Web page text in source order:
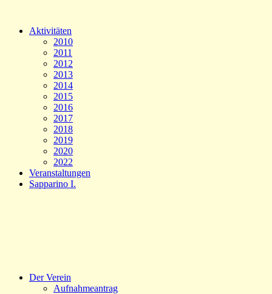
Aktivitäten
2010
2011
2012
2013
2014
2015
2016
2017
2018
2019
2020
2022
Veranstaltungen
Sapparino I.
Der Verein
Aufnahmeantrag